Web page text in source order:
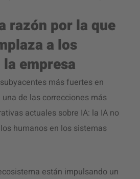
razón por la que
a los
empresa
más fuertes en
de las correcciones más
actuales sobre IA: la IA no
humanos en los sistemas
están impulsando un